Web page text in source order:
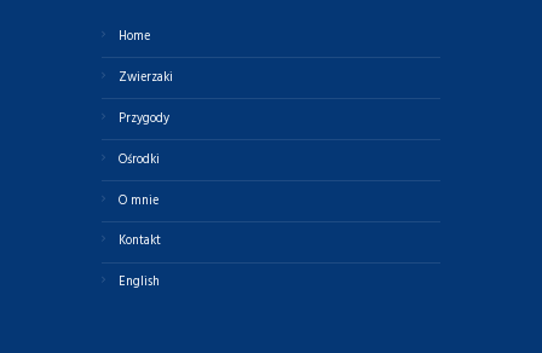
Home
Zwierzaki
Przygody
Ośrodki
O mnie
Kontakt
English